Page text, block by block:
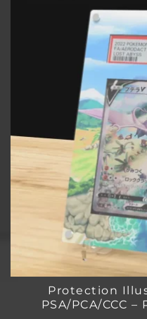
Protection
PSA/PCA/CCC –